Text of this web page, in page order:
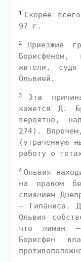
1
Скорее
97 г.
2
Приезжие
жители,
Ольвией.
3
Эта
кажется Д.
вероятно,
274).
(утраченную
работу о
4 Ольвия
на правом
слиянием
— Гипаниса.
Ольвия
что лиман
Борисфен